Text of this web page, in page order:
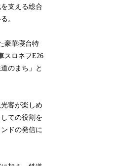
支える総合
。
豪華寝台特
スロネフE26
のまち」と
客が楽しめ
ての役割を
ドの発信に